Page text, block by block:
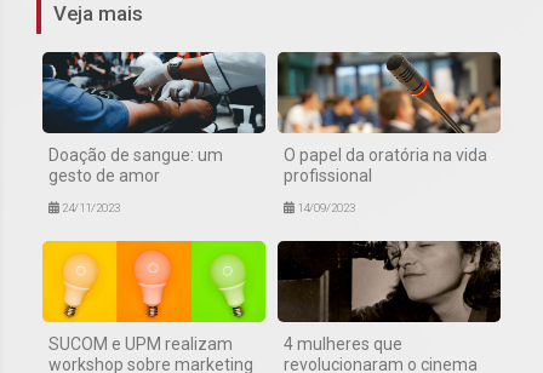
Veja mais
Doação de sangue: um
gesto de amor
24/11/2023
O papel da oratória na vida
profissional
14/09/2023
SUCOM e UPM realizam
workshop sobre marketing
4 mulheres que
revolucionaram o cinema